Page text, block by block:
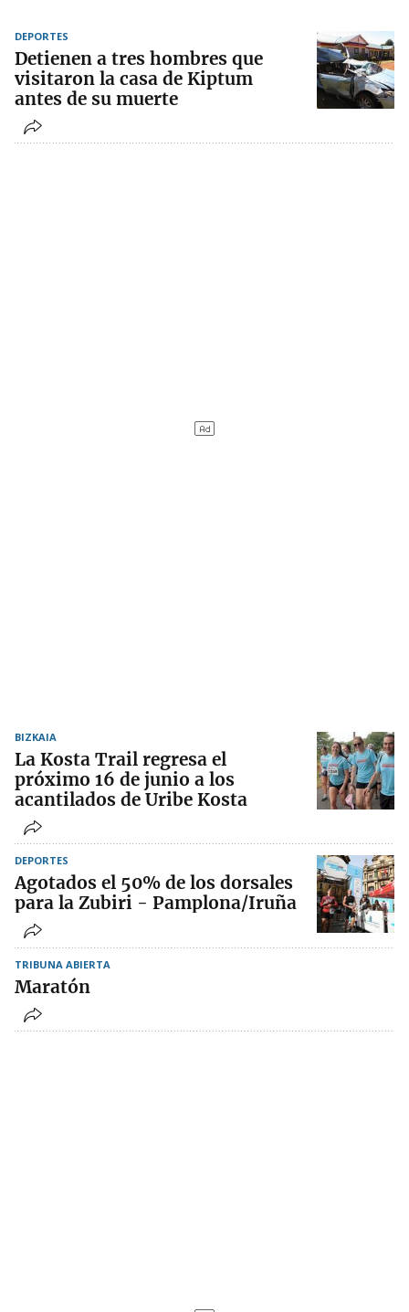
DEPORTES
Detienen a tres hombres que
visitaron la casa de Kiptum
antes de su muerte
BIZKAIA
La Kosta Trail regresa el
próximo 16 de junio a los
acantilados de Uribe Kosta
DEPORTES
Agotados el 50% de los dorsales
para la Zubiri - Pamplona/Iruña
TRIBUNA ABIERTA
Maratón